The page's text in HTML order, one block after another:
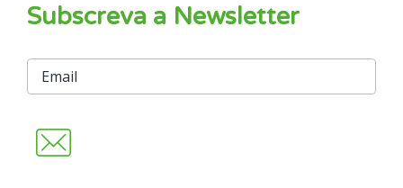
Subscreva a Newsletter